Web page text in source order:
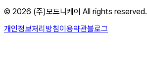
© 2026 (주)모드니케어 All rights reserved.
개인정보처리방침이용약관블로그